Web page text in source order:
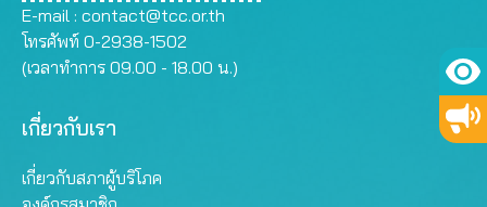
E-mail : contact@tcc.or.th
โทรศัพท์ 0-2938-1502
(เวลาทำการ 09.00 - 18.00 น.)
เกี่ยวกับเรา
เกี่ยวกับสภาผู้บริโภค